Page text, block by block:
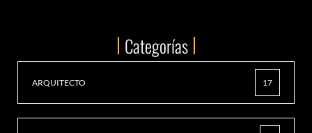
Categorías
ARQUITECTO 17